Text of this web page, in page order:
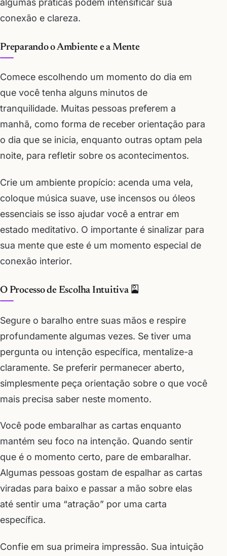
algumas práticas podem intensificar sua
conexão e clareza.
Preparando o Ambiente e a Mente
Comece escolhendo um momento do dia em
que você tenha alguns minutos de
tranquilidade. Muitas pessoas preferem a
manhã, como forma de receber orientação para
o dia que se inicia, enquanto outras optam pela
noite, para refletir sobre os acontecimentos.
Crie um ambiente propício: acenda uma vela,
coloque música suave, use incensos ou óleos
essenciais se isso ajudar você a entrar em
estado meditativo. O importante é sinalizar para
sua mente que este é um momento especial de
conexão interior.
O Processo de Escolha Intuitiva 🎴
Segure o baralho entre suas mãos e respire
profundamente algumas vezes. Se tiver uma
pergunta ou intenção específica, mentalize-a
claramente. Se preferir permanecer aberto,
simplesmente peça orientação sobre o que você
mais precisa saber neste momento.
Você pode embaralhar as cartas enquanto
mantém seu foco na intenção. Quando sentir
que é o momento certo, pare de embaralhar.
Algumas pessoas gostam de espalhar as cartas
viradas para baixo e passar a mão sobre elas
até sentir uma “atração” por uma carta
específica.
Confie em sua primeira impressão. Sua intuição